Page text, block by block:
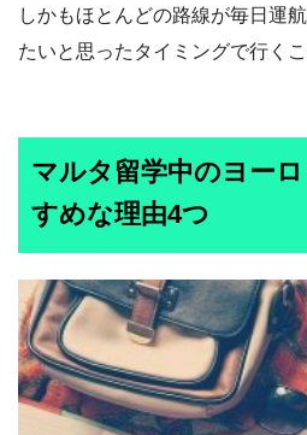
しかもほとんどの路線が毎日運
たいと思ったタイミングで行くこ
マルタ留学中のヨー
すめな理由4つ